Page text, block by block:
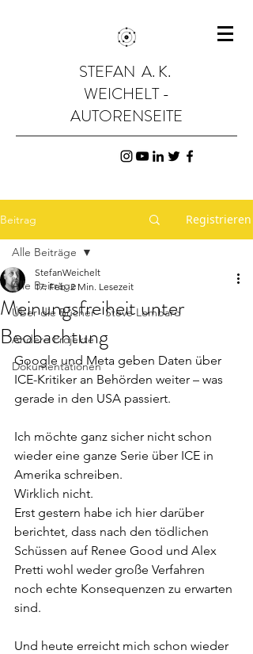
STEFAN A. K.
WEICHELT -
AUTORENSEITE
Beitrag Registrieren
Alle Beiträge
Über die Bücher - Steve Lombard
Andere Projekte
Dokumentationen
Alle Beiträge
Meinungsfreiheit unter
Beobachtung
StefanWeichelt
17. Feb. 2 Min. Lesezeit
Google und Meta geben Daten über
ICE-Kritiker an Behörden weiter – was
gerade in den USA passiert.
Ich möchte ganz sicher nicht schon
wieder eine ganze Serie über ICE in
Amerika schreiben.
Wirklich nicht.
Erst gestern habe ich hier darüber
berichtet, dass nach den tödlichen
Schüssen auf Renee Good und Alex
Pretti wohl weder große Verfahren
noch echte Konsequenzen zu erwarten
sind.
Und heute erreicht mich schon wieder